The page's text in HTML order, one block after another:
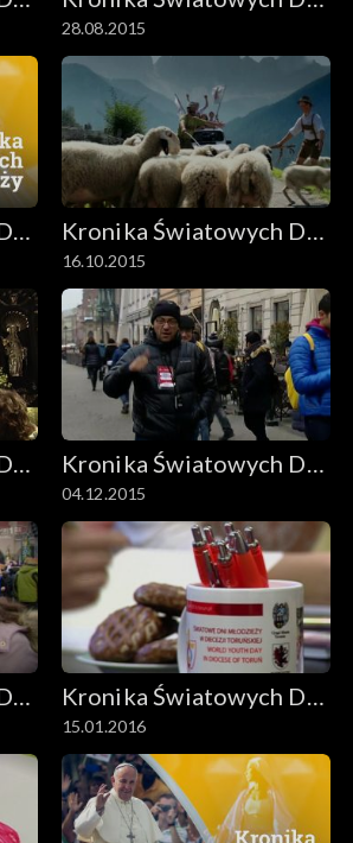
Młodzieży
28.08.2015
Kronika Światowych Dni
Młodzieży
16.10.2015
Kronika Światowych Dni
Młodzieży
04.12.2015
Kronika Światowych Dni
Młodzieży
15.01.2016